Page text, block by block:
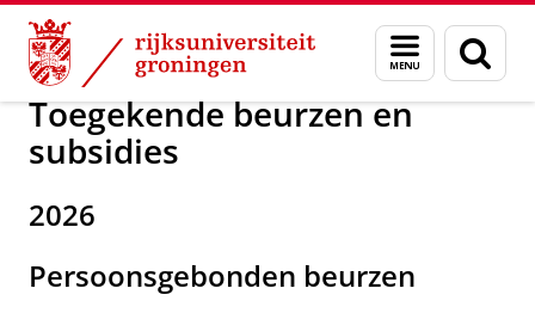
Skip
Content
Skip
Navigation
Menu
en
zoeken
Over ons Toegekende beurzen en subsidies
Toegekende beurzen en
subsidies
2026
Persoonsgebonden beurzen